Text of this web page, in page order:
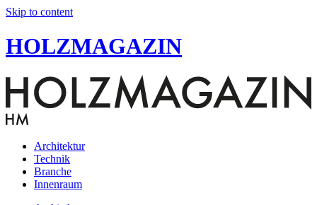
Skip to content
HOLZMAGAZIN
Architektur
Technik
Branche
Innenraum